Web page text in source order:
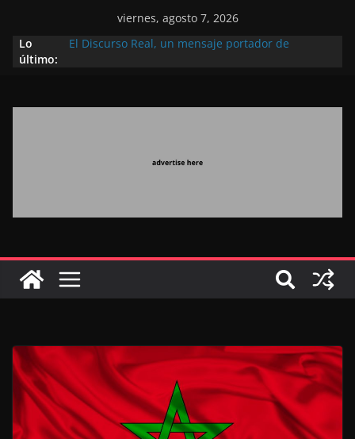
viernes, agosto 7, 2026
Lo
último:
El Discurso Real, un mensaje portador de
Extranjero: al servicio de los grandes proyectos de
Marruecos gracias a una visión estratégica
destinada a consolidar la posición de Marruecos
en una economía mundial competitiva (politólogo
marroquí-estadounidense)